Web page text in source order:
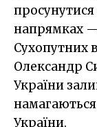
напрямках
Сухопутних
Олександр
України
України.